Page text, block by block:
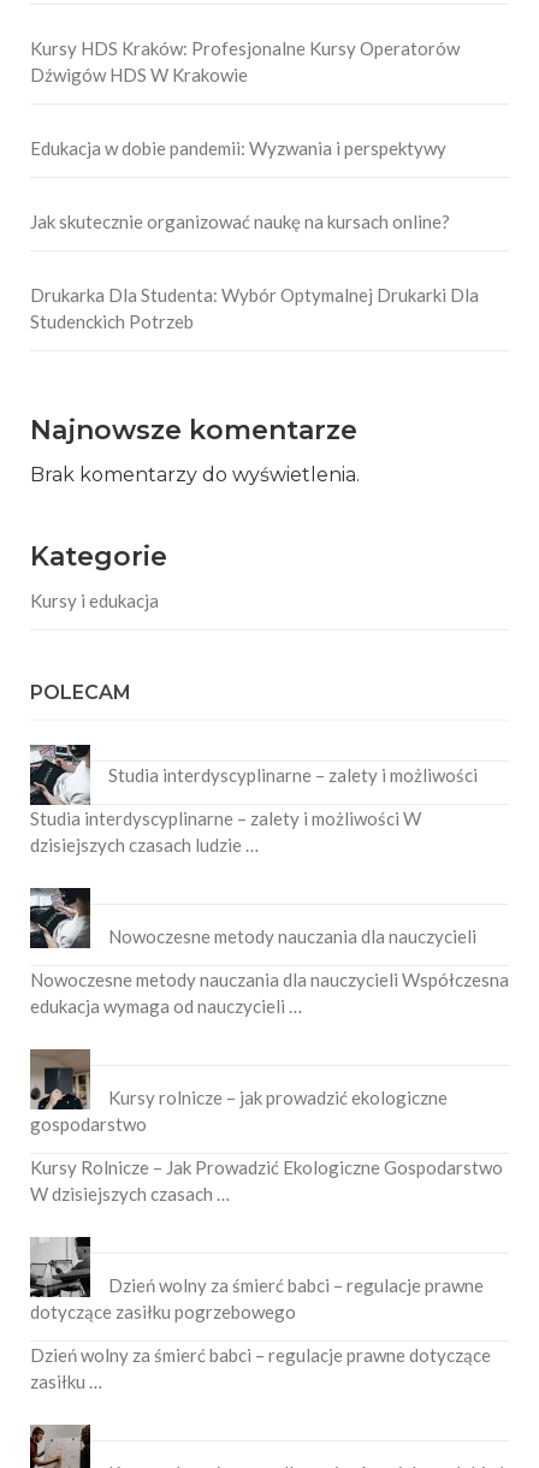
Kursy HDS Kraków: Profesjonalne Kursy Operatorów
Dźwigów HDS W Krakowie
Edukacja w dobie pandemii: Wyzwania i perspektywy
Jak skutecznie organizować naukę na kursach online?
Drukarka Dla Studenta: Wybór Optymalnej Drukarki Dla
Studenckich Potrzeb
Najnowsze komentarze
Brak komentarzy do wyświetlenia.
Kategorie
Kursy i edukacja
POLECAM
Studia interdyscyplinarne – zalety i możliwości
Studia interdyscyplinarne – zalety i możliwości W
dzisiejszych czasach ludzie …
Nowoczesne metody nauczania dla nauczycieli
Nowoczesne metody nauczania dla nauczycieli Współczesna
edukacja wymaga od nauczycieli …
Kursy rolnicze – jak prowadzić ekologiczne
gospodarstwo
Kursy Rolnicze – Jak Prowadzić Ekologiczne Gospodarstwo
W dzisiejszych czasach …
Dzień wolny za śmierć babci – regulacje prawne
dotyczące zasiłku pogrzebowego
Dzień wolny za śmierć babci – regulacje prawne dotyczące
zasiłku …